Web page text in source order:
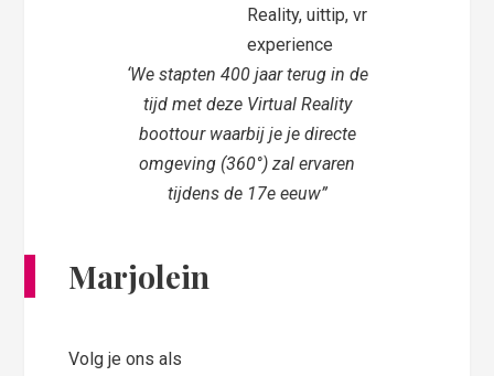
‘We stapten 400 jaar terug in de
tijd met deze Virtual Reality
boottour waarbij je je directe
omgeving (360°) zal ervaren
tijdens de 17e eeuw”
Marjolein
Volg je ons als